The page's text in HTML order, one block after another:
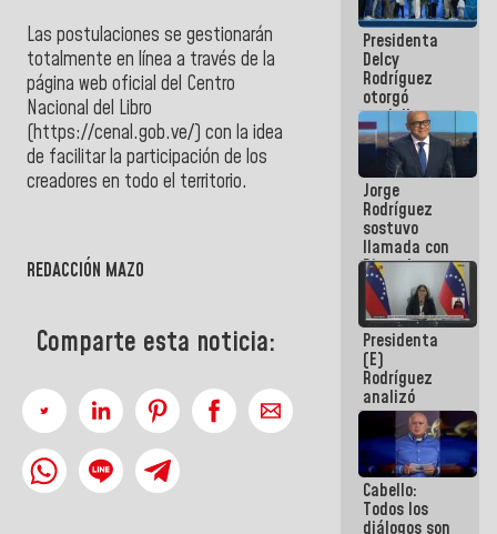
Las postulaciones se gestionarán
totalmente en línea a través de la
página web oficial del Centro
Nacional del Libro
(https://cenal.gob.ve/) con la idea
de facilitar la participación de los
creadores en todo el territorio.
REDACCIÓN MAZO
Comparte esta noticia:
para
abordar
planes de
acción
Presidenta
Delcy
Rodríguez
otorgó
medalla
"Héroe de
Venezuela"
a servidores
públicos
Jorge
Rodríguez
sostuvo
llamada con
Dinorah
Figuera y
acuerdan
primer
encuentro
presencial
para el
diálogo
Presidenta
(E)
Rodríguez
analizó
junto a
gobernadores
planes de
recuperación
del Sistema
Eléctrico
Cabello:
Todos los
diálogos son